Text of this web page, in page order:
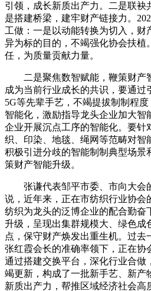
引领，成长新质出产力。二是联袂
是搭建桥梁，建牢财产链接力。
工做：一是以动能转换为切入，财
异为标的目的，不竭强化协会扶植
任，为质量贡献力量。
二是聚焦数智赋能，鞭策财产
成为当前行业成长的共识，要通过
5G等先辈手艺，不竭提拔制制程
智能化，激励指导龙头企业加大智
企业开展沉点工序的智能化。要针
织、印染、地毯、绳网等范畴对智
积极引进分歧的智能制制典型场景
策财产智能升级。
张谦代表邹平市委、市向大会
说，近年来，正在市纺织行业协会
纺织为龙头的泛博企业的配合勤奋
升级，呈现出集群规模大、绿色成
点，保守财产焕发出重生机。过去
张红霞会长的准确率领下，正在协
通过搭建交换平台，深化行业合做
竭更新，构成了一批新手艺、新产
新质出产力，帮推区域经济社会高